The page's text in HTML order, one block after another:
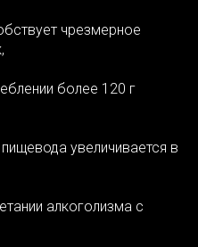
чрезмерное
более 120 г
увеличивается в
алкоголизма с